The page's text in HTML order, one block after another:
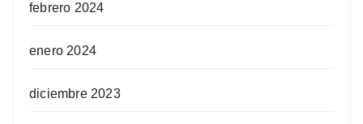
febrero 2024
enero 2024
diciembre 2023